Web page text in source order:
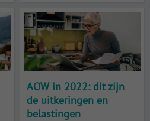
AOW in 2022: dit zijn
de uitkeringen en
belastingen